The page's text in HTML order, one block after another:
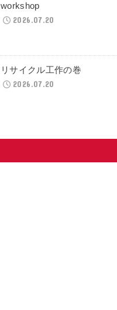
workshop
2026.07.20
リサイクル工作の巻
2026.07.20